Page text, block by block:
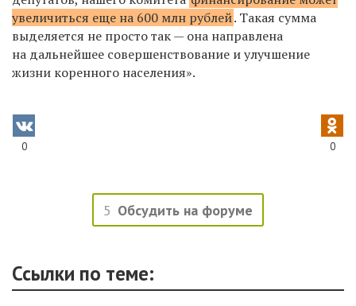
увеличиться еще на 600 млн рублей. Такая сумма
выделяется не просто так — она направлена
на дальнейшее совершенствование и улучшение
жизни коренного населения».
0 0
5 Обсудить на форуме
Ссылки по теме: